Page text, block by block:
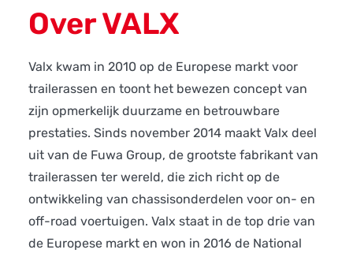
Over VALX
Valx kwam in 2010 op de Europese markt voor
trailerassen en toont het bewezen concept van
zijn opmerkelijk duurzame en betrouwbare
prestaties. Sinds november 2014 maakt Valx deel
uit van de Fuwa Group, de grootste fabrikant van
trailerassen ter wereld, die zich richt op de
ontwikkeling van chassisonderdelen voor on- en
off-road voertuigen. Valx staat in de top drie van
de Europese markt en won in 2016 de National